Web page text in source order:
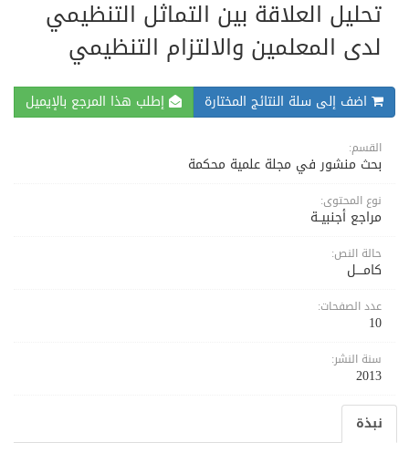
تحليل العلاقة بين التماثل التنظيمي
لدى المعلمين والالتزام التنظيمي
اضف إلى سلة النتائج المختارة إطلب هذا المرجع بالإيميل
القسم:
بحث منشور في مجلة علمية محكمة
نوع المحتوى:
مراجع أجنبيــة
حالة النص:
كامــــل
عدد الصفحات:
10
سنة النشر:
2013
نبذة